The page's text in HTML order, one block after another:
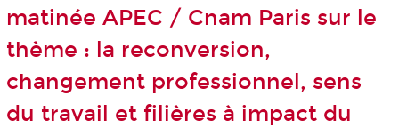
matinée APEC / Cnam Paris sur le
thème : la reconversion,
changement professionnel, sens
du travail et filières à impact du